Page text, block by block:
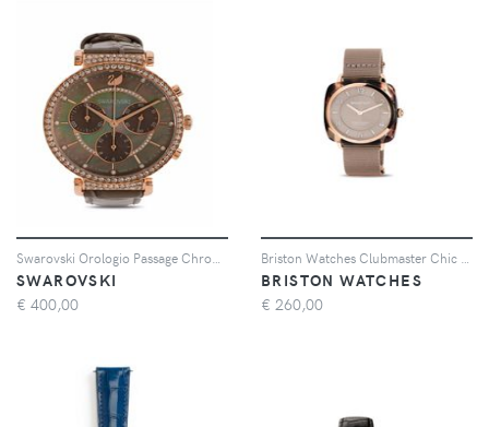
SWAROVSKI
€ 400,00
BRISTON WATCHES
€ 260,00